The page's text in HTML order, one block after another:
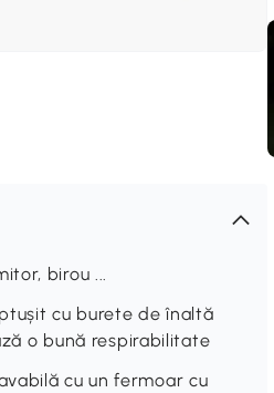
birou ...
cu burete de înaltă
o bună respirabilitate
cu un fermoar cu